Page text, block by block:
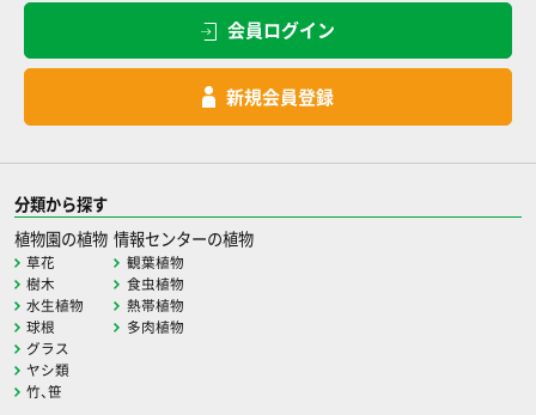
会員ログイン
新規会員登録
分類から探す
植物園の植物
草花
樹木
水生植物
球根
グラス
ヤシ類
竹、笹
情報センターの植物
観葉植物
食虫植物
熱帯植物
多肉植物